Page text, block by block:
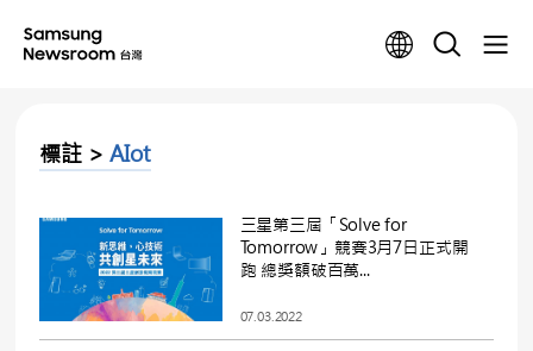
標註 > AIot
三星第三屆「Solve for
Tomorrow」競賽3月7日正式開
跑 總獎額破百萬...
07.03.2022